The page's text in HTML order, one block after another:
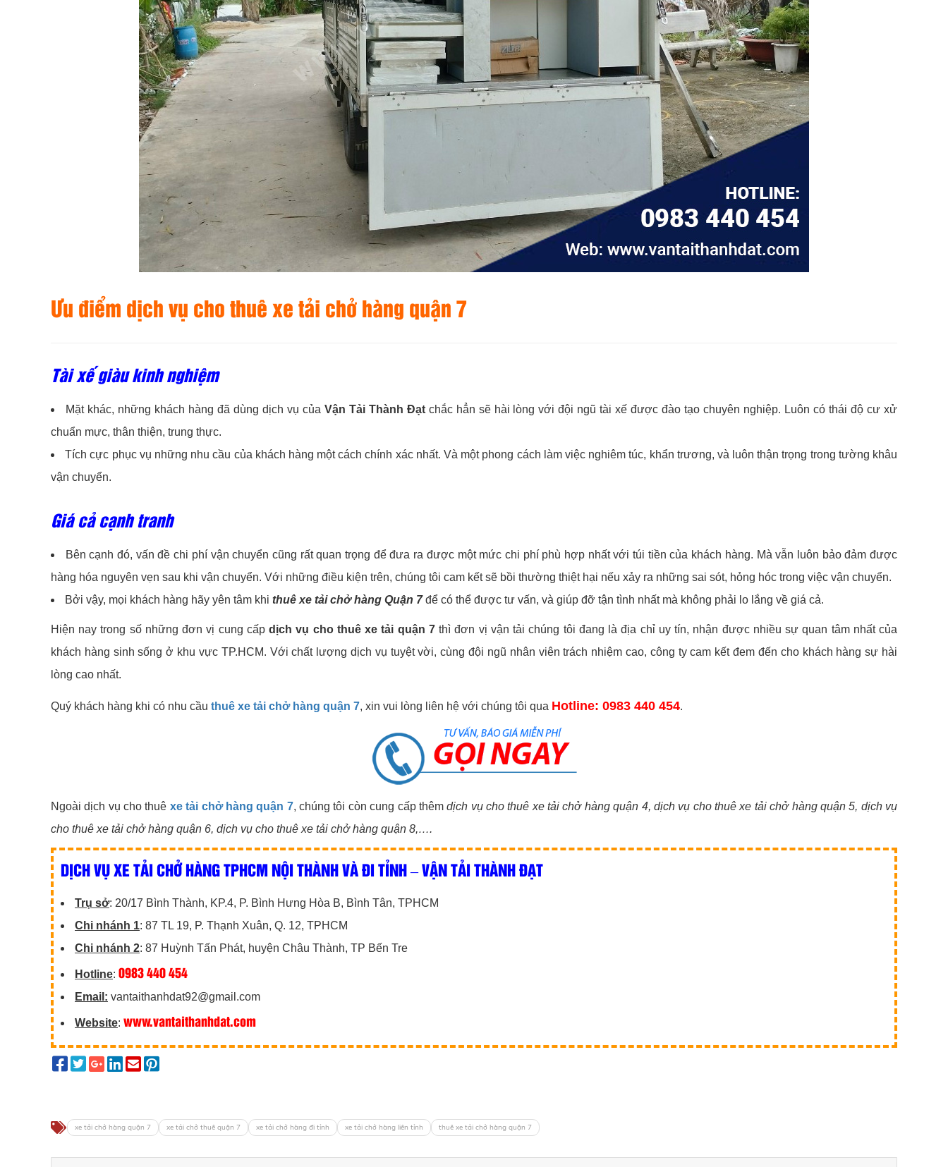
Ưu điểm dịch vụ cho thuê xe tải chở hàng quận 7
Tài xế giàu kinh nghiệm
Mặt khác, những khách hàng đã dùng dịch vụ của Vận Tải Thành Đạtchắc hẳn sẽ hài lòng với đội ngũ tài xế được đào tạo chuyên nghiệp. Luôn có thái độ cư xử
chuẩn mực, thân thiện, trung thực.
Tích cực phục vụ những nhu cầu của khách hàng một cách chính xác nhất. Và một phong cách làm việc nghiêm túc, khẩn trương, và luôn thận trọng trong tường khâu
vận chuyển.
Giá cả cạnh tranh
Bên cạnh đó, vấn đề chi phí vận chuyển cũng rất quan trọng để đưa ra được một mức chi phí phù hợp nhất với túi tiền của khách hàng. Mà vẫn luôn bảo đảm được
hàng hóa nguyên vẹn sau khi vận chuyển. Với những điều kiện trên, chúng tôi cam kết sẽ bồi thường thiệt hại nếu xảy ra những sai sót, hỏng hóc trong việc vận chuyển.
Bởi vậy, mọi khách hàng hãy yên tâm khi thuê xe tải chở hàng Quận 7để có thể được tư vấn, và giúp đỡ tận tình nhất mà không phải lo lắng về giá cả.
Hiện nay trong số những đơn vị cung cấpdịch vụ cho thuê xe tải quận 7thì đơn vị vận tải chúng tôi đang là địa chỉ uy tín, nhận được nhiều sự quan tâm nhất của
khách hàng sinh sống ở khu vực TP.HCM. Với chất lượng dịch vụ tuyệt vời, cùng đội ngũ nhân viên trách nhiệm cao, công ty cam kết đem đến cho khách hàng sự hài
lòng cao nhất.
Quý khách hàng khi có nhu cầu thuê xe tải chở hàng quận 7, xin vui lòng liên hệ với chúng tôi qua Hotline: 0983 440 454.
Ngoài dịch vụ cho thuê xe tải chở hàng quận 7, chúng tôi còn cung cấp thêmdịch vụ cho thuê xe tải chở hàng quận 4, dịch vụ cho thuê xe tải chở hàng quận 5, dịch vụ
cho thuê xe tải chở hàng quận 6, dịch vụ cho thuê xe tải chở hàng quận 8,….
DỊCH VỤ XE TẢI CHỞ HÀNG TPHCM NỘI THÀNH VÀ ĐI TỈNH – VẬN TẢI THÀNH ĐẠT
Trụ sở: 20/17 Bình Thành, KP.4, P. Bình Hưng Hòa B, Bình Tân, TPHCM
Chi nhánh 1: 87 TL 19, P. Thạnh Xuân, Q. 12, TPHCM
Chi nhánh 2: 87 Huỳnh Tấn Phát, huyện Châu Thành, TP Bến Tre
Hotline: 0983 440 454
Email: vantaithanhdat92@gmail.com
Website: www.vantaithanhdat.com
xe tải chở hàng quận 7 xe tải chở thuê quận 7 xe tải chở hàng đi tỉnh xe tải chở hàng liên tỉnh thuê xe tải chở hàng quận 7